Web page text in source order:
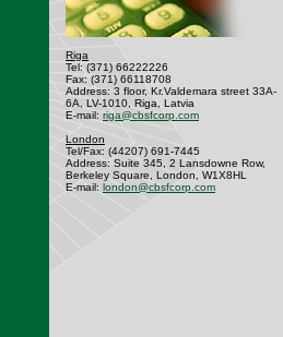
Riga
Tel: (371) 66222226
Fax: (371) 66118708
Address: 3 floor, Kr.Valdemara street 33A-
6A, LV-1010, Riga, Latvia
E-mail: riga@cbsfcorp.com
London
Tel/Fax: (44207) 691-7445
Address: Suite 345, 2 Lansdowne Row,
Berkeley Square, London, W1X8HL
E-mail: london@cbsfcorp.com